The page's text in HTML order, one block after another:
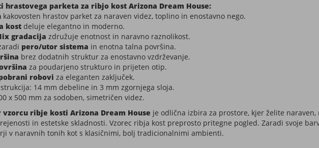
hrastovega parketa za ribjo kost Arizona Dream House:
kakovosten hrastov parket za naraven videz, toplino in enostavno nego.
kostdeluje elegantno in moderno.
gradacija združuje enotnost in naravno raznolikost.
pero/utor sistema in enotna talna površina.
brez dodatnih struktur za enostavno vzdrževanje.
za poudarjeno strukturo in prijeten otip.
pobrani robovi za eleganten zaključek.
14 mm debeline in 3 mm zgornjega sloja.
x 500 mm za sodoben, simetričen videz.
vzorcu ribje kosti Arizona Dream House​ je odlična izbira za prostore, kjer želite
in estetske skladnosti. Vzorec ribja kost preprosto pritegne pogled. Zaradi svoje
v naravnih tonih kot s klasičnimi, bolj tradicionalnimi ambienti.